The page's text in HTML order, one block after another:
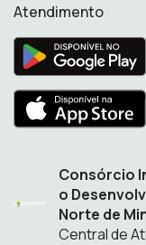
Atendimento
Consórcio
o
Norte de
Central de